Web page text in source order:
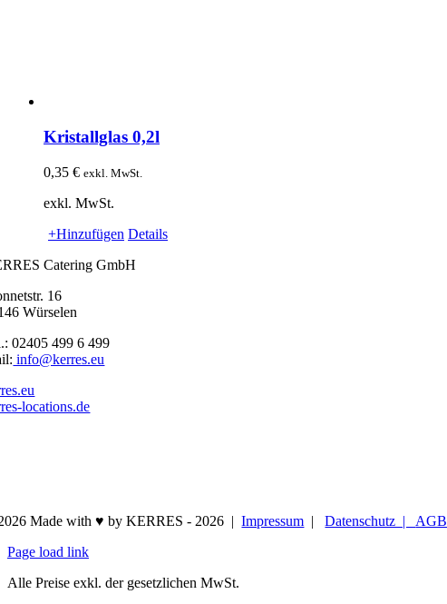
Kristallglas 0,2l
0,35 € exkl. MwSt.
exkl. MwSt.
+Hinzufügen Details
Catering GmbH
16
Würselen
02405 499 6 499
info@kerres.eu
locations.de
Made with ♥ by KERRES - 2026 |Impressum |Datenschutz | AGB
Page load link
Alle Preise exkl. der gesetzlichen MwSt.